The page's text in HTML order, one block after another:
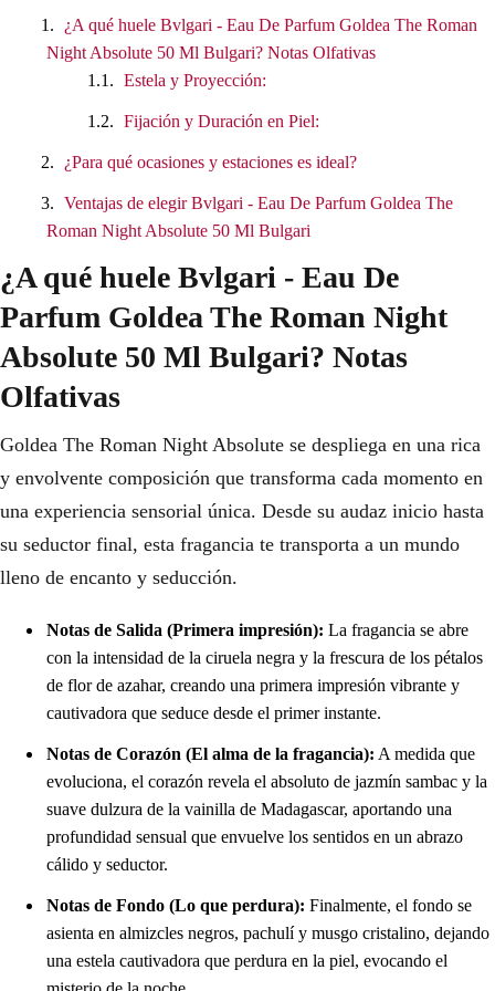
¿A qué huele Bvlgari - Eau De Parfum Goldea The Roman
Night Absolute 50 Ml Bulgari? Notas Olfativas
Estela y Proyección:
Fijación y Duración en Piel:
¿Para qué ocasiones y estaciones es ideal?
Ventajas de elegir Bvlgari - Eau De Parfum Goldea The
Roman Night Absolute 50 Ml Bulgari
¿A qué huele Bvlgari - Eau De
Parfum Goldea The Roman Night
Absolute 50 Ml Bulgari? Notas
Olfativas
Goldea The Roman Night Absolute se despliega en una rica
y envolvente composición que transforma cada momento en
una experiencia sensorial única. Desde su audaz inicio hasta
su seductor final, esta fragancia te transporta a un mundo
lleno de encanto y seducción.
Notas de Salida (Primera impresión): La fragancia se abre
con la intensidad de la ciruela negra y la frescura de los pétalos
de flor de azahar, creando una primera impresión vibrante y
cautivadora que seduce desde el primer instante.
Notas de Corazón (El alma de la fragancia): A medida que
evoluciona, el corazón revela el absoluto de jazmín sambac y la
suave dulzura de la vainilla de Madagascar, aportando una
profundidad sensual que envuelve los sentidos en un abrazo
cálido y seductor.
Notas de Fondo (Lo que perdura): Finalmente, el fondo se
asienta en almizcles negros, pachulí y musgo cristalino, dejando
una estela cautivadora que perdura en la piel, evocando el